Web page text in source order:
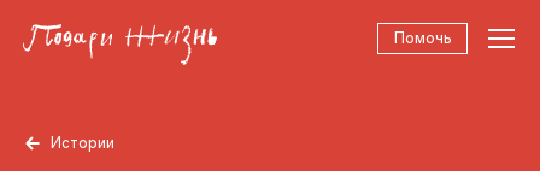
Помочь
Истории